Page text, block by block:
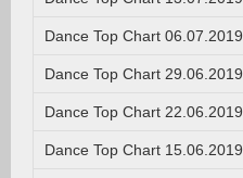
Dance Top Chart 06.07.2019.
Dance Top Chart 29.06.2019.
Dance Top Chart 22.06.2019.
Dance Top Chart 15.06.2019.